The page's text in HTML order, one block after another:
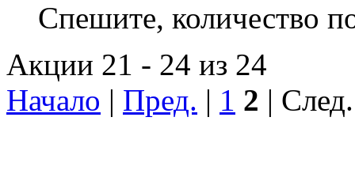
Спешите, количество
Акции 21 - 24 из 24
Начало | Пред. | 1 2 |